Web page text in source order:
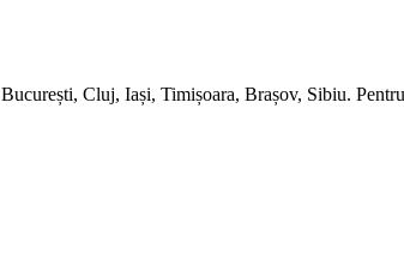
Cluj, Iași, Timișoara, Brașov, Sibiu.